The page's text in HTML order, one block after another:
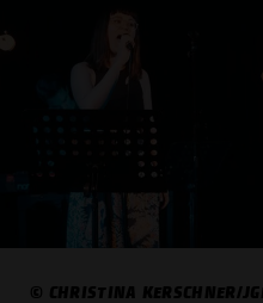
© CHRISTINA KERSCHNER/